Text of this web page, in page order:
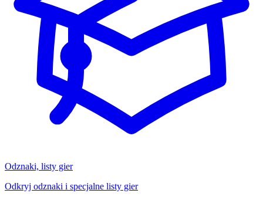
Odznaki, listy gier
Odkryj odznaki i specjalne listy gier